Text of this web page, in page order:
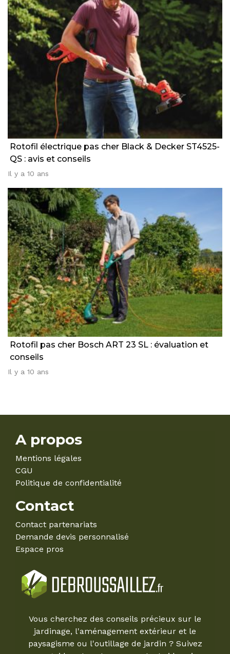
Rotofil électrique pas cher Black & Decker ST4525-
QS : avis et conseils
Il y a 10 ans
Rotofil pas cher Bosch ART 23 SL : évaluation et
conseils
Il y a 10 ans
A propos
Mentions légales
CGU
Politique de confidentialité
Contact
Contact partenariats
Demande devis personnalisé
Espace pros
Vous cherchez des conseils précieux sur le
jardinage, l'aménagement extérieur et le
paysagisme ou l'outillage de jardin ? Suivez